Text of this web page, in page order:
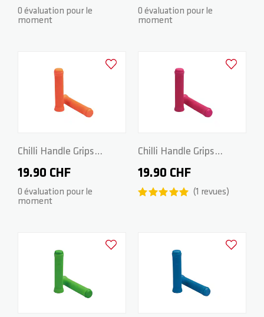
ZERO V2
JUMPSTART
CSG CUSTOM PARTS
Black
0 évaluation pour le
moment
White
0 évaluation pour le
moment
Chilli Handle Grips
Standard 2.0 - 140mm -
Orange
19.90 CHF
0 évaluation pour le
moment
Ajouter à la liste d'achats
Chilli Handle Grips
Standard 2.0 - 140mm -
Pink
19.90 CHF
1 revues
Ajouter à
Ajouter à la liste d'achats Ajouter à